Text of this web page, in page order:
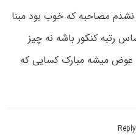
نشدم مصاحبه که خوب بود مبنا
رتبه کنکور باشه نه چیز
عوض میشه مبارک کسایی که